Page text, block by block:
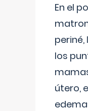
En el
los
útero,